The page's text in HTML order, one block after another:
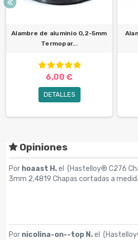
Alambre de aluminio 0,2-5mm
Termopar...
6,00 €
DETALLES
Opiniones
Por hoaast H.el (Hastelloy® C276
3mm 2,4819 Chapas cortadas a
Por nicolina-on--top N.el (